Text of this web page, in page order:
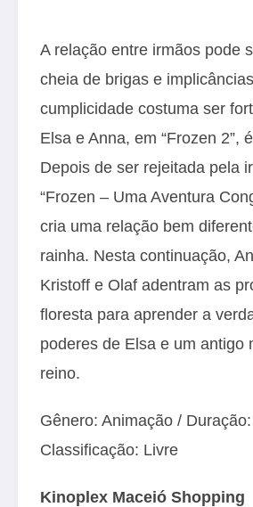
A relação entre irmãos pode
cheia de brigas e
cumplicidade costuma ser
Elsa e Anna, em “Frozen 2”,
Depois de ser rejeitada pela
“Frozen – Uma Aventura
cria uma relação bem
rainha. Nesta continuação,
Kristoff e Olaf adentram as
floresta para aprender a
poderes de Elsa e um antigo
reino.
Gênero: Animação /
Classificação: Livre
Kinoplex Maceió Shopping